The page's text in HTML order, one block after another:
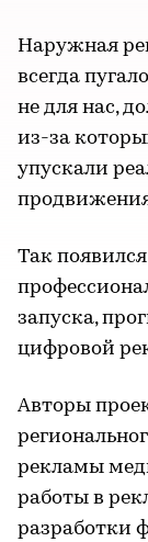
Наружная
всегда
не для нас,
из-за
упускали
Так
запуска,
цифровой
Авторы
рекламы
работы в
разработки